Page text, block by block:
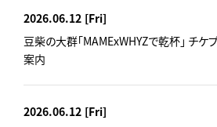
2026.06.12 [Fri]
豆柴の大群「MAMExWHYZで乾杯」 チケ
案内
2026.06.12 [Fri]